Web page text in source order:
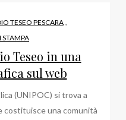
TESEO PESCARA ,
Teseo in una
sul web
(UNIPOC) si trova a
costituisce una comunità